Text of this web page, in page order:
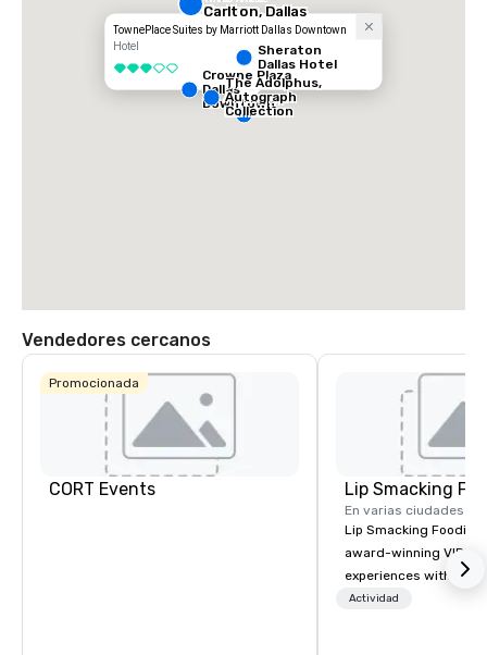
TownePlace Suites by Marriott Dallas Downtown
Hotel
3 de 5
Carlton, Dallas
Sheraton
Dallas Hotel
Crowne Plaza
Dallas
Downtown
The Adolphus,
Autograph
Collection
Vendedores cercanos
Promocionada
CORT Events Lip Smacking
En varias ciudades
Lip Smacking Foodie
award-winning VIP
experiences with
restaurants
Actividad